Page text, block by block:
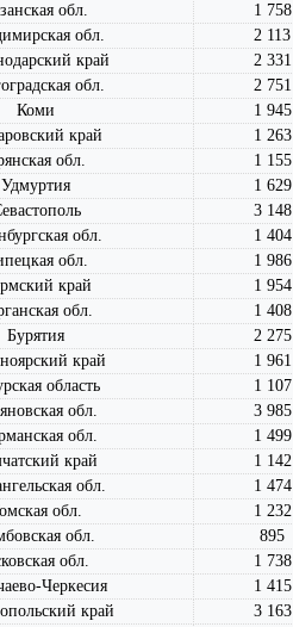
обл. 1 758
обл. 2 113
край 2 331
обл. 2 751
Коми 1 945
край 1 263
обл. 1 155
Удмуртия 1 629
3 148
обл. 1 404
обл. 1 986
край 1 954
обл. 1 408
Бурятия 2 275
край 1 961
область 1 107
обл. 3 985
обл. 1 499
край 1 142
обл. 1 474
обл. 1 232
обл. 895
обл. 1 738
Черкесия 1 415
край 3 163